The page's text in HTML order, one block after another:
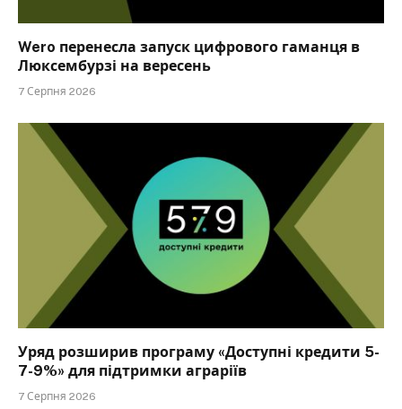
Wero перенесла запуск цифрового гаманця в
Люксембурзі на вересень
7 Серпня 2026
Уряд розширив програму «Доступні кредити 5-
7-9%» для підтримки аграріїв
7 Серпня 2026